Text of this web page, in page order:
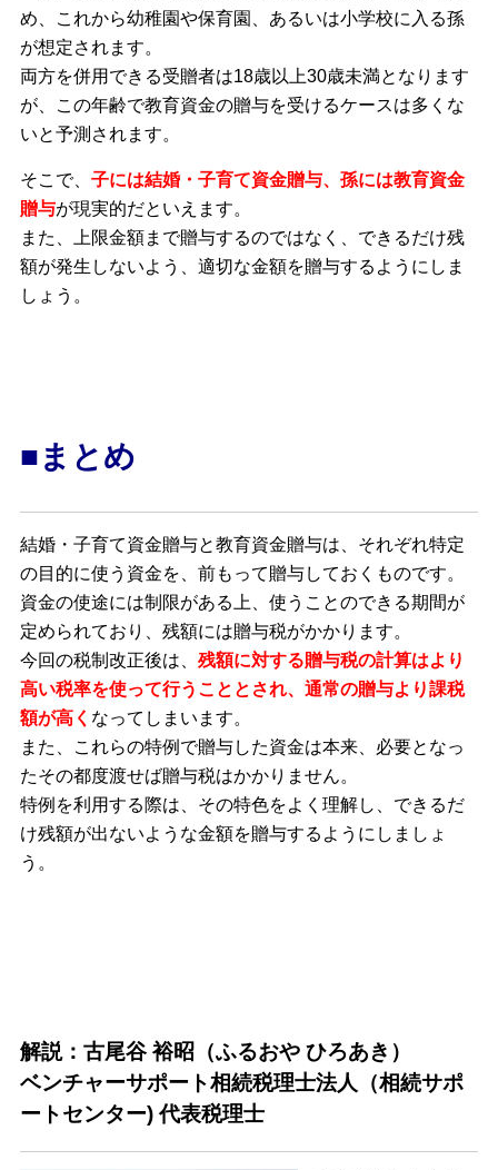
め、これから幼稚園や保育園、あるいは小学校に入る孫
が想定されます。
両方を併用できる受贈者は18歳以上30歳未満となります
が、この年齢で教育資金の贈与を受けるケースは多くな
いと予測されます。
そこで、 子には結婚・子育て資金贈与、孫には教育資金
贈与が現実的だといえます。
また、上限金額まで贈与するのではなく、できるだけ残
額が発生しないよう、適切な金額を贈与するようにしま
しょう。
■まとめ
結婚・子育て資金贈与と教育資金贈与は、それぞれ特定
の目的に使う資金を、前もって贈与しておくものです。
資金の使途には制限がある上、使うことのできる期間が
定められており、残額には贈与税がかかります。
今回の税制改正後は、 残額に対する贈与税の計算はより
高い税率を使って行うこととされ、通常の贈与より課税
額が高く なってしまいます。
また、これらの特例で贈与した資金は本来、必要となっ
たその都度渡せば贈与税はかかりません。
特例を利用する際は、その特色をよく理解し、できるだ
け残額が出ないような金額を贈与するようにしましょ
う。
解説：古尾谷 裕昭（ふるおや ひろあき）
ベンチャーサポート相続税理士法人（相続サポ
ートセンター) 代表税理士